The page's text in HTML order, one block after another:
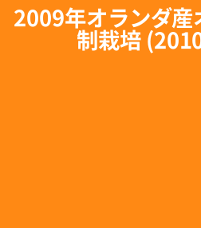
2009年オランダ
制栽培